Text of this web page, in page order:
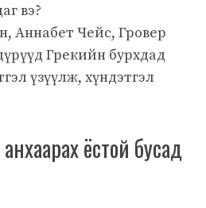
вэ?
Аннабет Чейс, Гровер
Грекийн бурхдад
үзүүлж, хүндэтгэл
ёстой бусад